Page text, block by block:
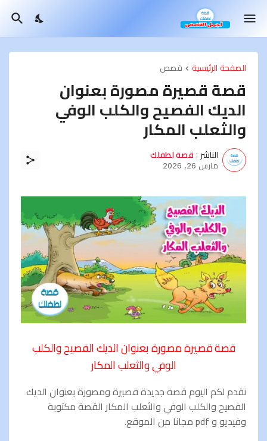
الصفحة الرئيسية قصص
قصة قصيرة مصورة بعنوان
الديك الفصيح والكلب الوفي
والثعلب المكار
الناشر : قصة لطفلك
مارس 26, 2026
قصة قصيرة مصورة بعنوان الديك الفصيح والكلب
الوفي والثعلب المكار
نقدم لكم اليوم قصة جديدة قصيرة ومصورة بعنوان الديك
الفصيح والكلب الوفي والثعلب المكار القصة مكتوبة
وفيديو وpdfمجانا من الموقع.